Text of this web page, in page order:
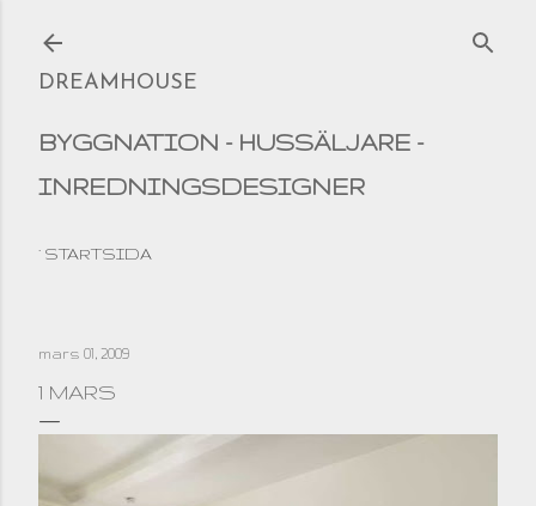
DREAMHOUSE
BYGGNATION - HUSSÄLJARE -
INREDNINGSDESIGNER
STARTSIDA
mars 01, 2009
1 MARS